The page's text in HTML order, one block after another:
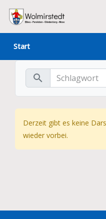
Zum
springen
Start
search
Derzeit gibt es keine
wieder vorbei.